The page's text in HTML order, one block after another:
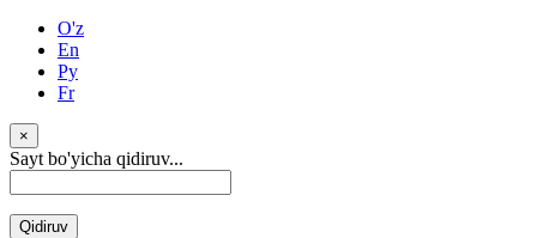
O'z
En
Ру
Fr
×
Sayt bo'yicha qidiruv...
Qidiruv